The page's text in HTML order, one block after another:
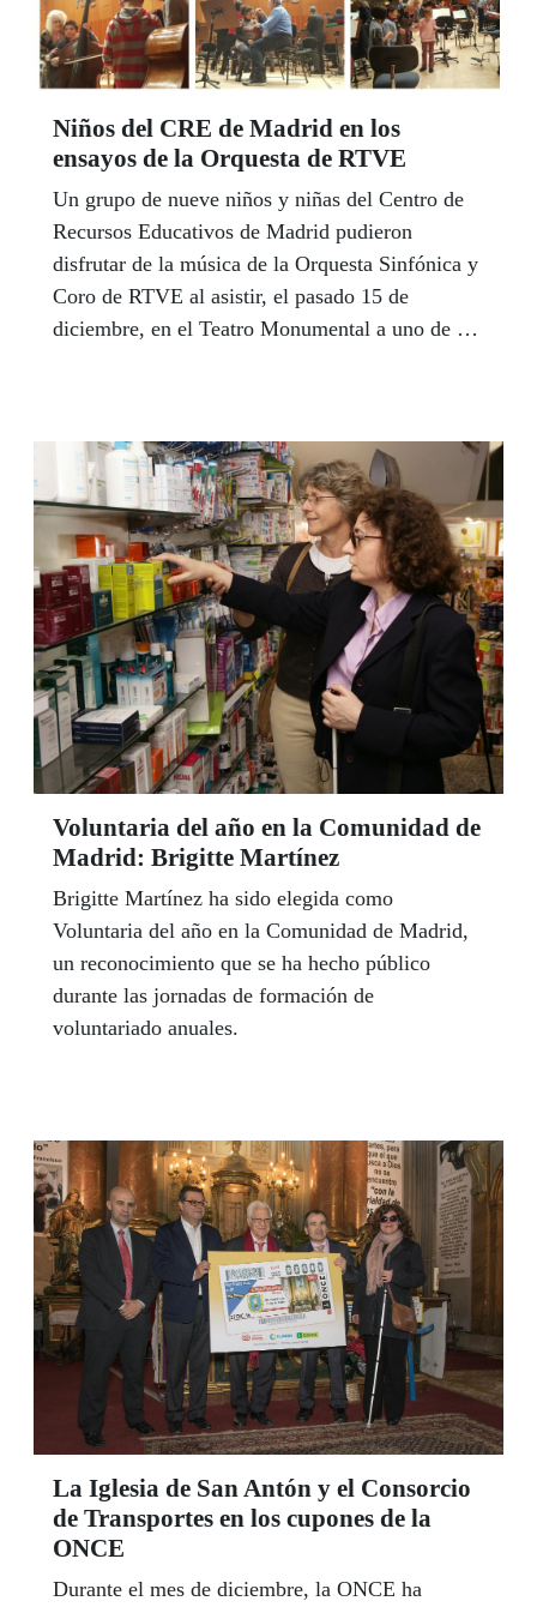
Niños del CRE de Madrid en los
ensayos de la Orquesta de RTVE
Un grupo de nueve niños y niñas del Centro de
Recursos Educativos de Madrid pudieron
disfrutar de la música de la Orquesta Sinfónica y
Coro de RTVE al asistir, el pasado 15 de
diciembre, en el Teatro Monumental a uno de sus
Voluntaria del año en la Comunidad de
Madrid: Brigitte Martínez
Brigitte Martínez ha sido elegida como
Voluntaria del año en la Comunidad de Madrid,
un reconocimiento que se ha hecho público
durante las jornadas de formación de
voluntariado anuales.
La Iglesia de San Antón y el Consorcio
de Transportes en los cupones de la
ONCE
Durante el mes de diciembre, la ONCE ha